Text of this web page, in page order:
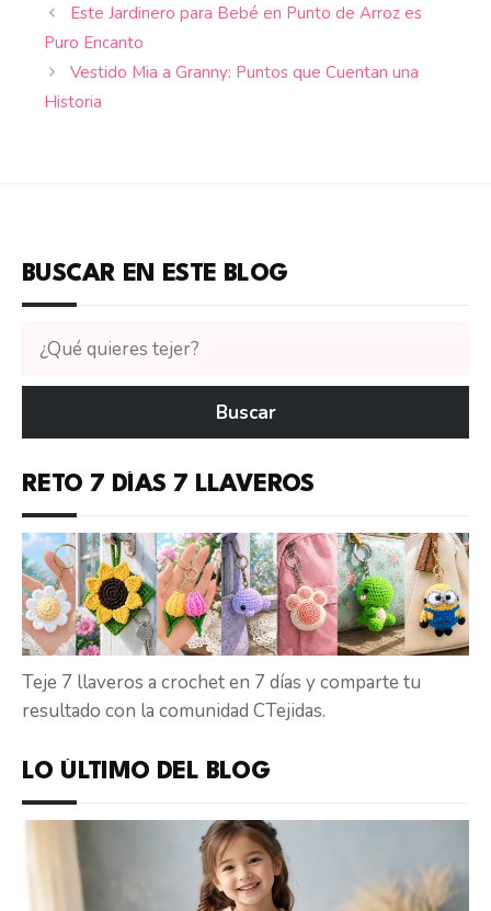
Este Jardinero para Bebé en Punto de Arroz es
Puro Encanto
Vestido Mia a Granny: Puntos que Cuentan una
Historia
BUSCAR EN ESTE BLOG
Buscar
tutoriales
en
Buscar
RETO 7 DÍAS 7 LLAVEROS
Teje 7 llaveros a crochet en 7 días y comparte tu
resultado con la comunidad CTejidas.
LO ÚLTIMO DEL BLOG